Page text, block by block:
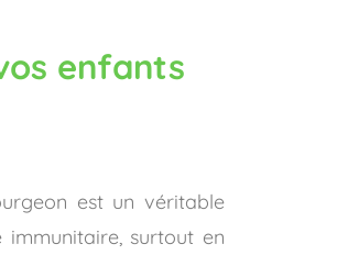
enfants
est un véritable
surtout en